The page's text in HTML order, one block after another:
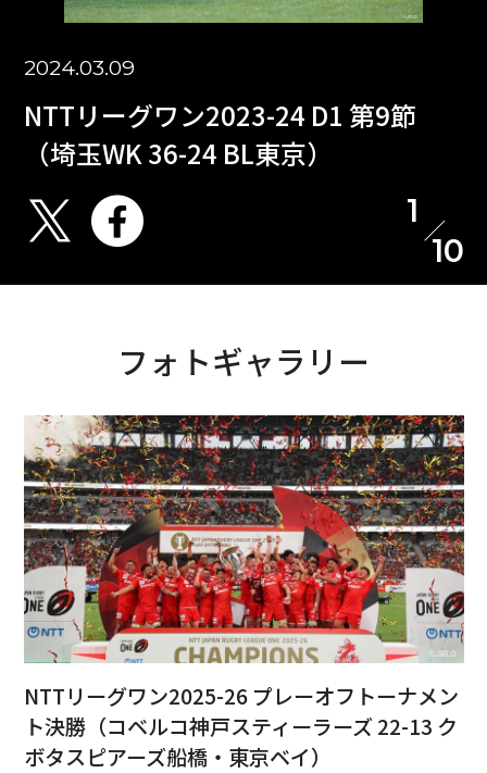
2024.03.09
NTTリーグワン2023-24 D1 第9節
（埼玉WK 36-24 BL東京）
1
10
フォトギャラリー
NTTリーグワン2025-26 プレーオフトーナメン
ト決勝（コベルコ神戸スティーラーズ 22-13 ク
ボタスピアーズ船橋・東京ベイ）